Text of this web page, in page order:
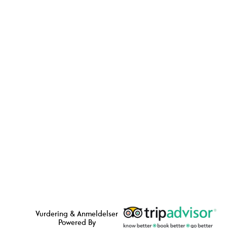
Vurdering & Anmeldelser
Powered By